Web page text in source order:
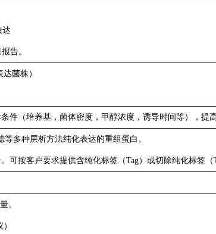
达
告。
菌株）
件（培养基，菌体密度，甲醇浓度，诱导时间等），提
多种层析方法纯化表达的重组蛋白。
可按客户要求提供含纯化标签（Tag）或切除纯化标签（
。